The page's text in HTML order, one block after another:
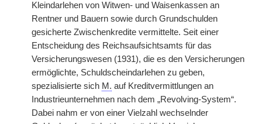
Kleindarlehen von Witwen- und Waisenkassen an
Rentner und Bauern sowie durch Grundschulden
gesicherte Zwischenkredite vermittelte. Seit einer
Entscheidung des Reichsaufsichtsamts für das
Versicherungswesen (1931), die es den Versicherungen
ermöglichte, Schuldscheindarlehen zu geben,
spezialisierte sich M. auf Kreditvermittlungen an
Industrieunternehmen nach dem „Revolving-System“.
Dabei nahm er von einer Vielzahl wechselnder